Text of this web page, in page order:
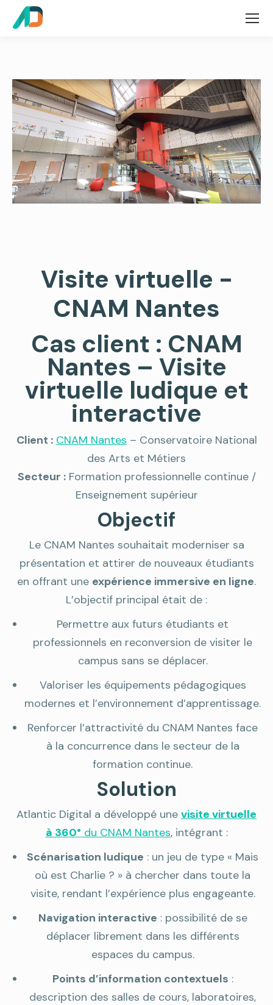
Visite virtuelle -
CNAM Nantes
Cas client : CNAM
Nantes – Visite
virtuelle ludique et
interactive
Client : CNAM Nantes – Conservatoire National
des Arts et Métiers
Secteur :Formation professionnelle continue /
Enseignement supérieur
Objectif
Le CNAM Nantes souhaitait moderniser sa
présentation et attirer de nouveaux étudiants
en offrant une expérience immersive en ligne.
L’objectif principal était de :
Permettre aux futurs étudiants et
professionnels en reconversion de visiter le
campus sans se déplacer.
Valoriser les équipements pédagogiques
modernes et l’environnement d’apprentissage.
Renforcer l’attractivité du CNAM Nantes face
à la concurrence dans le secteur de la
formation continue.
Solution
Atlantic Digital a développé une visite virtuelle
à 360° du CNAM Nantes, intégrant :
Scénarisation ludique : un jeu de type « Mais
où est Charlie ? » à chercher dans toute la
visite, rendant l’expérience plus engageante.
Navigation interactive : possibilité de se
déplacer librement dans les différents
espaces du campus.
Points d’information contextuels :
description des salles de cours, laboratoires,